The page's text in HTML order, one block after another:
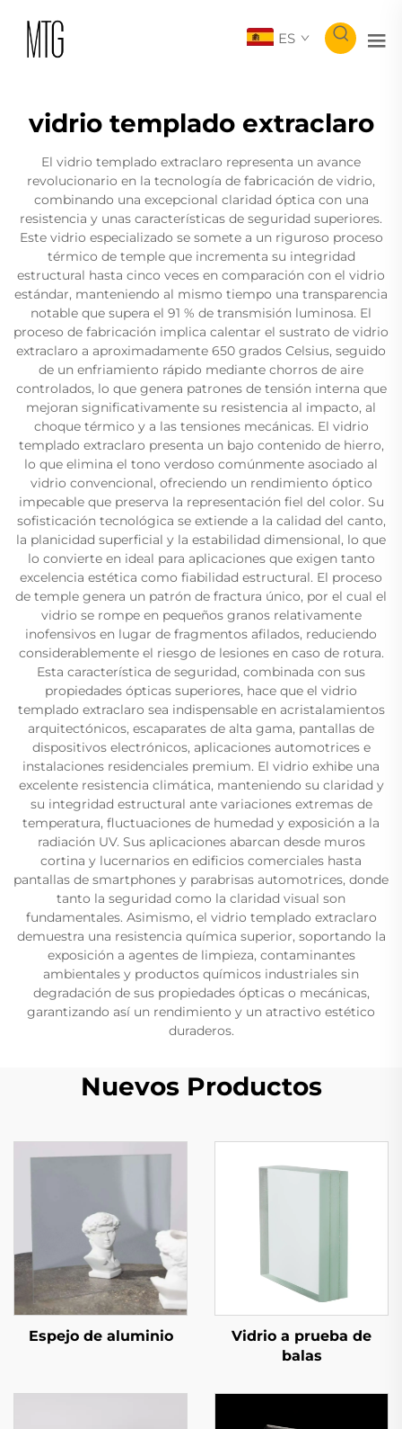
ES
vidrio templado extraclaro
El vidrio templado extraclaro representa un avance
revolucionario en la tecnología de fabricación de vidrio,
combinando una excepcional claridad óptica con una
resistencia y unas características de seguridad superiores.
Este vidrio especializado se somete a un riguroso proceso
térmico de temple que incrementa su integridad
estructural hasta cinco veces en comparación con el vidrio
estándar, manteniendo al mismo tiempo una transparencia
notable que supera el 91 % de transmisión luminosa. El
proceso de fabricación implica calentar el sustrato de vidrio
extraclaro a aproximadamente 650 grados Celsius, seguido
de un enfriamiento rápido mediante chorros de aire
controlados, lo que genera patrones de tensión interna que
mejoran significativamente su resistencia al impacto, al
choque térmico y a las tensiones mecánicas. El vidrio
templado extraclaro presenta un bajo contenido de hierro,
lo que elimina el tono verdoso comúnmente asociado al
vidrio convencional, ofreciendo un rendimiento óptico
impecable que preserva la representación fiel del color. Su
sofisticación tecnológica se extiende a la calidad del canto,
la planicidad superficial y la estabilidad dimensional, lo que
lo convierte en ideal para aplicaciones que exigen tanto
excelencia estética como fiabilidad estructural. El proceso
de temple genera un patrón de fractura único, por el cual el
vidrio se rompe en pequeños granos relativamente
inofensivos en lugar de fragmentos afilados, reduciendo
considerablemente el riesgo de lesiones en caso de rotura.
Esta característica de seguridad, combinada con sus
propiedades ópticas superiores, hace que el vidrio
templado extraclaro sea indispensable en acristalamientos
arquitectónicos, escaparates de alta gama, pantallas de
dispositivos electrónicos, aplicaciones automotrices e
instalaciones residenciales premium. El vidrio exhibe una
excelente resistencia climática, manteniendo su claridad y
su integridad estructural ante variaciones extremas de
temperatura, fluctuaciones de humedad y exposición a la
radiación UV. Sus aplicaciones abarcan desde muros
cortina y lucernarios en edificios comerciales hasta
pantallas de smartphones y parabrisas automotrices, donde
tanto la seguridad como la claridad visual son
fundamentales. Asimismo, el vidrio templado extraclaro
demuestra una resistencia química superior, soportando la
exposición a agentes de limpieza, contaminantes
ambientales y productos químicos industriales sin
degradación de sus propiedades ópticas o mecánicas,
garantizando así un rendimiento y un atractivo estético
duraderos.
Nuevos Productos
Espejo de aluminio
Vidrio a prueba de
balas